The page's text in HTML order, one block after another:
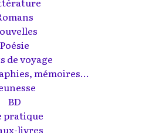
Poésie
de voyage
mémoires...
BD
pratique
livres